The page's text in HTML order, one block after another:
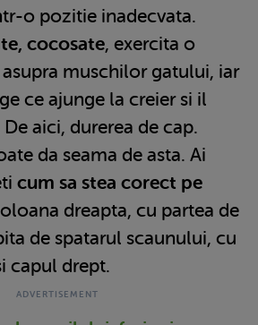
o pozitie inadecvata.
cocosate, exercita o
muschilor gatului, iar
ce ajunge la creier si il
aici, durerea de cap.
da seama de asta. Ai
cum sa stea corect pe
dreapta, cu partea de
de spatarul scaunului, cu
capul drept.